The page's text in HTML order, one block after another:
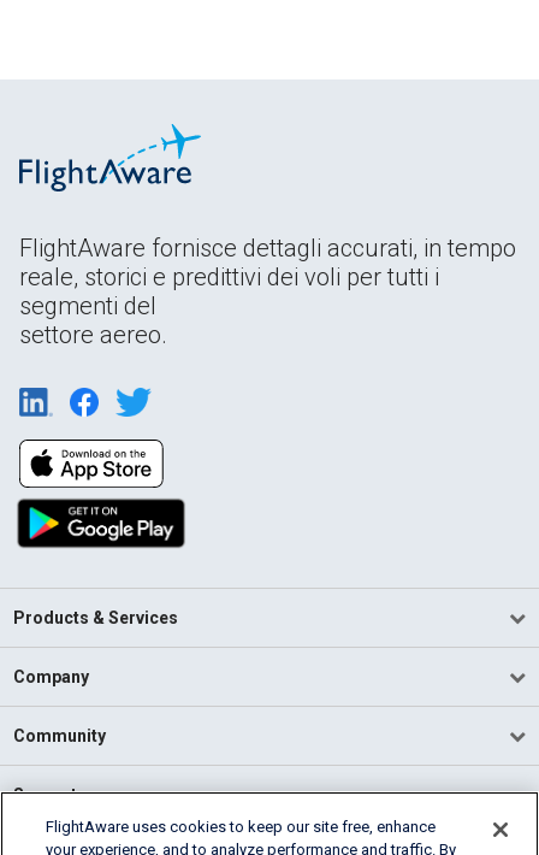
FlightAware fornisce dettagli accurati, in tempo
reale, storici e predittivi dei voli per tutti i
segmenti del
settore aereo.
Products & Services
Company
Community
Support
FlightAware uses cookies to keep our site free, enhance
your experience, and to analyze performance and traffic. By